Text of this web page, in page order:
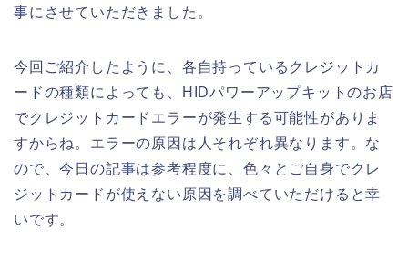
事にさせていただきました。
今回ご紹介したように、各自持っているクレジットカ
ードの種類によっても、HIDパワーアップキットのお店
でクレジットカードエラーが発生する可能性がありま
すからね。エラーの原因は人それぞれ異なります。な
ので、今日の記事は参考程度に、色々とご自身でクレ
ジットカードが使えない原因を調べていただけると幸
いです。